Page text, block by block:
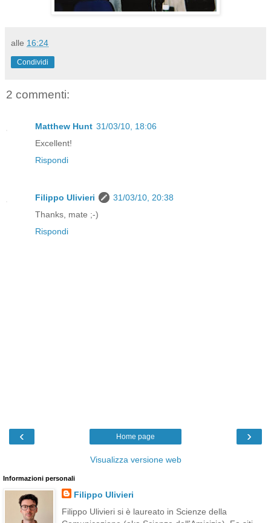
alle 16:24
Condividi
2 commenti:
Matthew Hunt 31/03/10, 18:06
Excellent!
Rispondi
Filippo Ulivieri
31/03/10, 20:38
Thanks, mate ;-)
Rispondi
‹ ›
Home page
Visualizza versione web
Informazioni personali
Filippo Ulivieri
Filippo Ulivieri si è laureato in Scienze della